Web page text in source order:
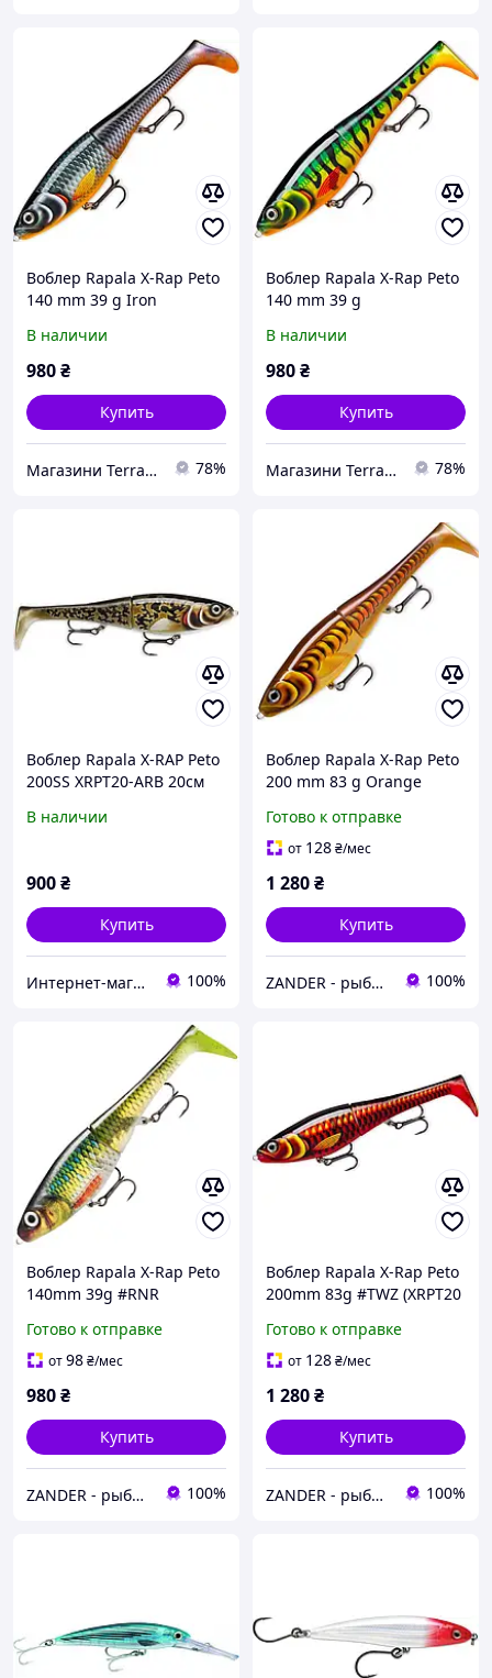
Воблер Rapala X-Rap Peto
140 mm 39 g Iron
HLW)
В наличии
980₴
Купить
Магазини Terra Incognita 78%
Воблер Rapala X-Rap Peto
140 mm 39 g
XRPT14 HTIP)
В наличии
980₴
Купить
Магазини Terra Incognita 78%
Воблер Rapala X-RAP Peto
200SS XRPT20-ARB 20см
В наличии
900₴
Купить
Интернет-магазин "Steel Fish" 100%
Воблер Rapala X-Rap Peto
200 mm 83 g Orange
Готово к отправке
от 128₴/мес
1 280₴
Купить
ZANDER - рыболовный интернет-магазин 100%
Воблер Rapala X-Rap Peto
140mm 39g #RNR
Готово к отправке
от98₴/мес
980₴
Купить
ZANDER - рыболовный интернет-магазин 100%
Воблер Rapala X-Rap Peto
200mm 83g #TWZ (XRPT20
Готово к отправке
от 128₴/мес
1 280₴
Купить
ZANDER - рыболовный интернет-магазин 100%